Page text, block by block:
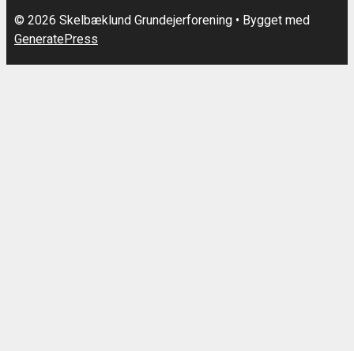
© 2026 Skelbæklund Grundejerforening • Bygget med
GeneratePress